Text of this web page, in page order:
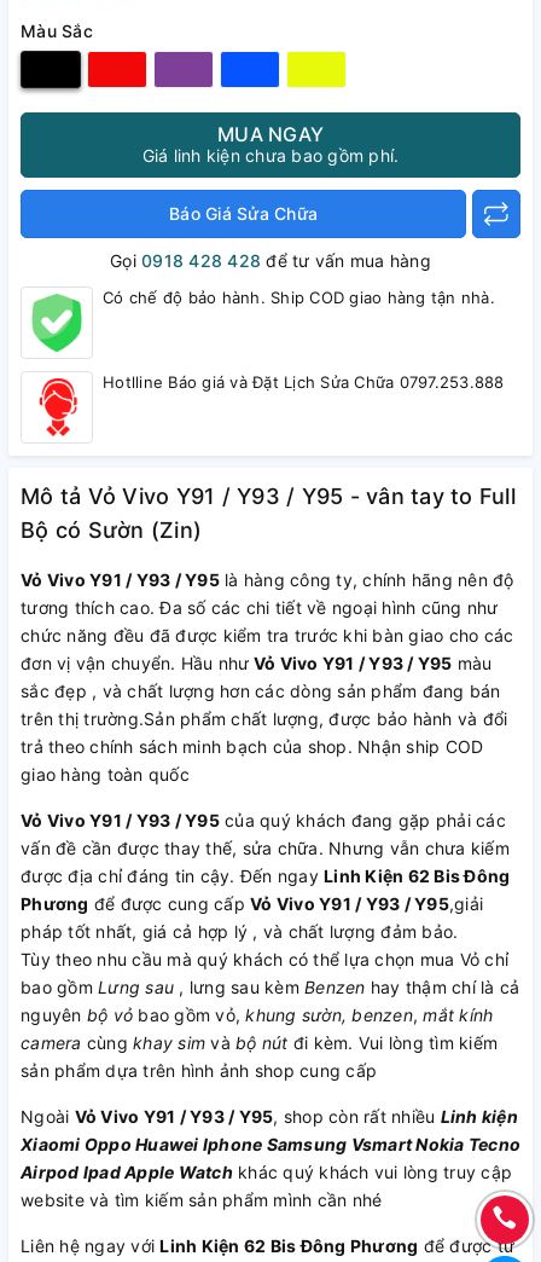
Màu Sắc
MUA NGAY
Giá linh kiện chưa bao gồm phí.
Báo Giá Sửa Chữa
Gọi0918 428 428 để tư vấn mua hàng
Có chế độ bảo hành. Ship COD giao hàng tận nhà.
Hotlline Báo giá và Đặt Lịch Sửa Chữa 0797.253.888
Mô tả Vỏ Vivo Y91 / Y93 / Y95 - vân tay to Full
Bộ có Sườn (Zin)
Vỏ Vivo Y91 / Y93 / Y95là hàng công ty, chính hãng nên độ
tương thích cao. Đa số các chi tiết về ngoại hình cũng như
chức năng đều đã được kiểm tra trước khi bàn giao cho các
đơn vị vận chuyển. Hầu như Vỏ Vivo Y91 / Y93 / Y95 màu
sắc đẹp , và chất lượng hơn các dòng sản phẩm đang bán
trên thị trường.Sản phẩm chất lượng, được bảo hành và đổi
trả theo chính sách minh bạch của shop. Nhận ship COD
giao hàng toàn quốc
Vỏ Vivo Y91 / Y93 / Y95của quý khách đang gặp phải các
vấn đề cần được thay thế, sửa chữa. Nhưng vẫn chưa kiếm
được địa chỉ đáng tin cậy. Đến ngay Linh Kiện 62 Bis Đông
Phương để được cung cấp Vỏ Vivo Y91 / Y93 / Y95,giải
pháp tốt nhất, giá cả hợp lý , và chất lượng đảm bảo.
Tùy theo nhu cầu mà quý khách có thể lựa chọn mua Vỏ chỉ
bao gồm Lưng sau , lưng sau kèm Benzen hay thậm chí là cả
nguyên bộ vỏ bao gồm vỏ,khung sườn, benzen,mắt kính
camera cùng khay sim và bộ nút đi kèm. Vui lòng tìm kiếm
sản phẩm dựa trên hình ảnh shop cung cấp
Ngoài Vỏ Vivo Y91 / Y93 / Y95, shop còn rất nhiều Linh kiện
Xiaomi Oppo Huawei Iphone Samsung VsmartNokia Tecno
Airpod IpadApple Watch khác quý khách vui lòng truy cập
website và tìm kiếm sản phẩm mình cần nhé
Liên hệ ngay vớiLinh Kiện 62 Bis Đông Phương để được tư